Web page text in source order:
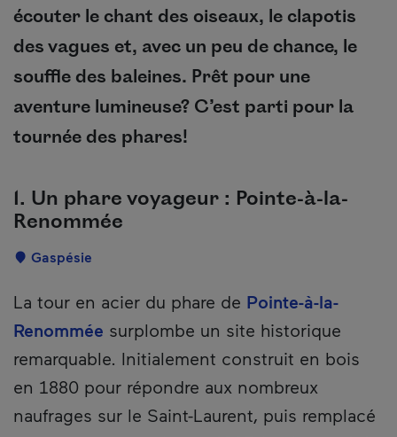
écouter le chant des oiseaux, le clapotis
des vagues et, avec un peu de chance, le
souffle des baleines. Prêt pour une
aventure lumineuse? C’est parti pour la
tournée des phares!
1. Un phare voyageur : Pointe-à-la-
Renommée
Localisation
Gaspésie
Description
La tour en acier du phare de Pointe-à-la-
Renommée surplombe un site historique
remarquable. Initialement construit en bois
en 1880 pour répondre aux nombreux
naufrages sur le Saint-Laurent, puis remplacé